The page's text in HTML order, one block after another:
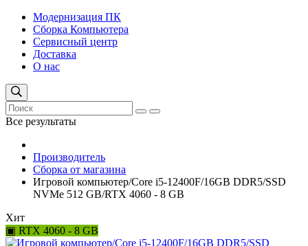
Модернизация ПК
Сборка Компьютера
Сервисный центр
Доставка
О нас
Все результаты
Производитель
Сборка от магазина
Игровой компьютер/Core i5-12400F/16GB DDR5/SSD
NVMe 512 GB/RTX 4060 - 8 GB
Хит
▣ RTX 4060 - 8 GB